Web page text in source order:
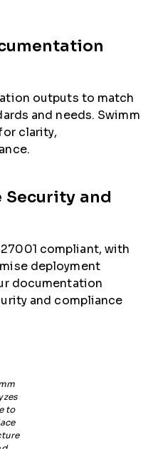
outputs to match
and needs. Swimm
clarity,
Security and
compliant, with
deployment
documentation
and compliance
to